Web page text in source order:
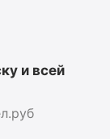
и всей